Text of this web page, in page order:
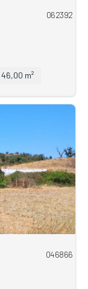
062392
46,00 m²
046866